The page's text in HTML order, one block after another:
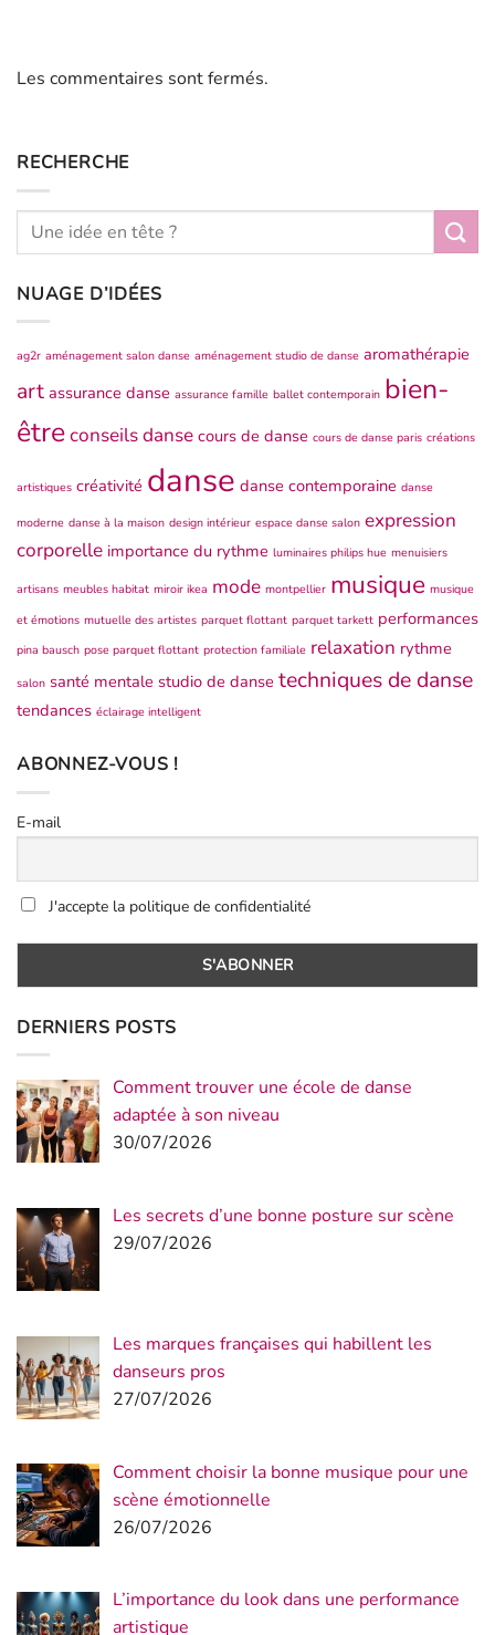
Les commentaires sont fermés.
RECHERCHE
NUAGE D’IDÉES
ag2r aménagement salon danse aménagement studio de danse aromathérapie
art assurance danse assurance famille ballet contemporain bien-
êtreconseils danse cours de danse cours de danse paris créations
artistiques créativité danse danse contemporaine danse
moderne danse à la maison design intérieur espace danse salon expression
corporelle importance du rythme luminaires philips hue menuisiers
artisans meubles habitat miroir ikea mode montpellier musique musique
et émotions mutuelle des artistes parquet flottant parquet tarkett performances
pina bausch pose parquet flottant protection familiale relaxation rythme
salon santé mentale studio de danse techniques de danse
tendances éclairage intelligent
ABONNEZ-VOUS !
E-mail
J'accepte la politique de confidentialité
DERNIERS POSTS
Comment trouver une école de danse
adaptée à son niveau
30/07/2026
Les secrets d’une bonne posture sur scène
29/07/2026
Les marques françaises qui habillent les
danseurs pros
27/07/2026
Comment choisir la bonne musique pour une
scène émotionnelle
26/07/2026
L’importance du look dans une performance
artistique